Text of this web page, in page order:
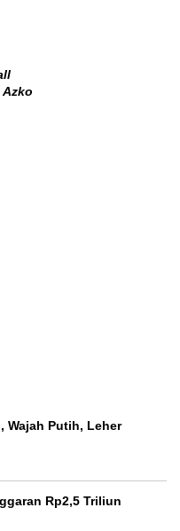
Wajah Putih, Leher
Rp2,5 Triliun